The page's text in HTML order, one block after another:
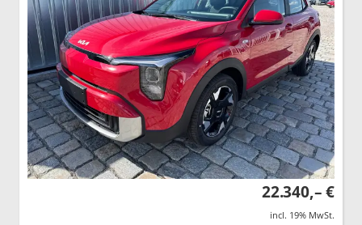
22.340,– €
incl. 19% MwSt.